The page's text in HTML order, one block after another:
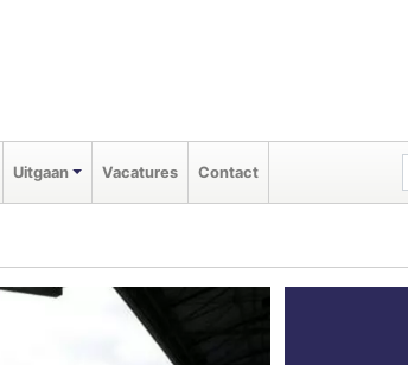
Uitgaan Vacatures Contact